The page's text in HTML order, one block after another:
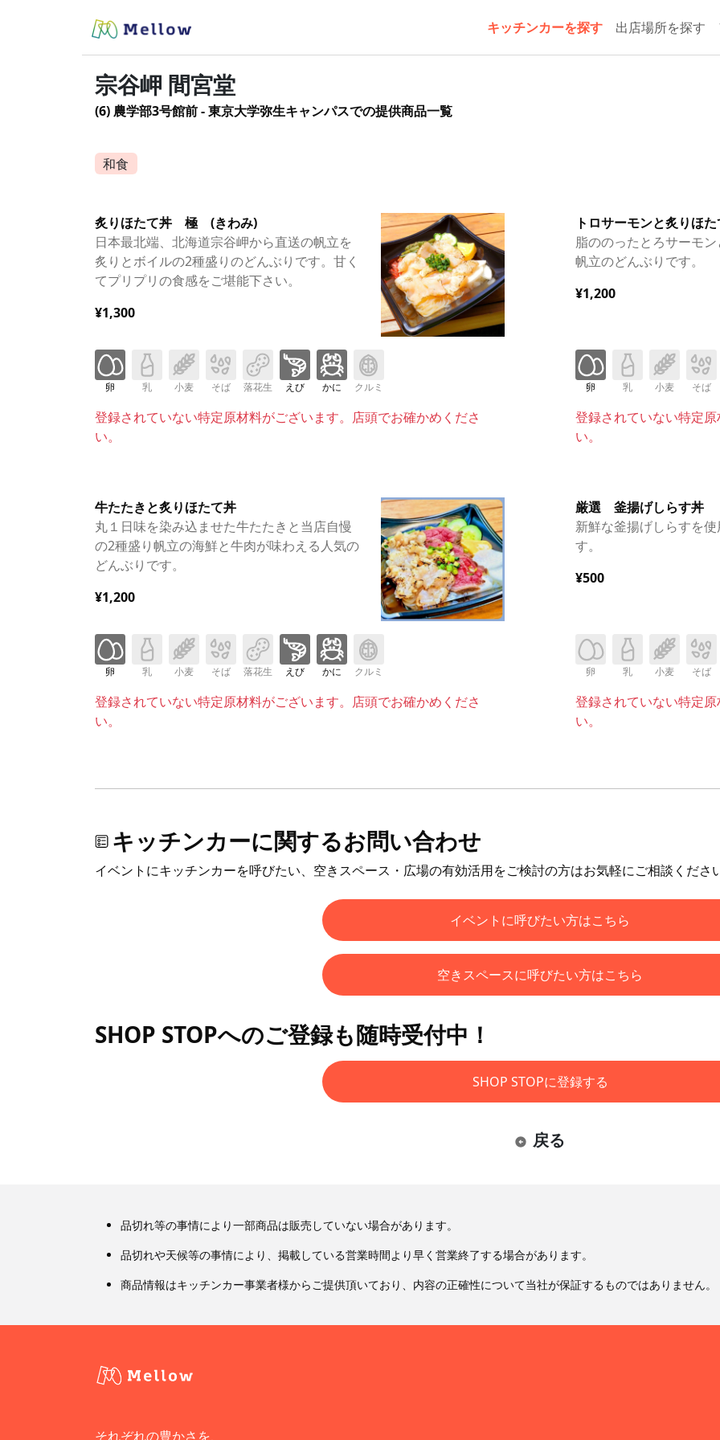
キッチンカーを探す 出店場所を探す
宗谷岬 間宮堂
(6) 農学部3号館前 - 東京大学弥生キャンパスでの提供商品一覧
和食
炙りほたて丼 極 (きわみ)
日本最北端、北海道宗谷岬から直送の帆立を
炙りとボイルの2種盛りのどんぶりです。甘く
てプリプリの食感をご堪能下さい。
¥1,300
卵 乳 小麦 そば 落花生 えび かに クルミ
登録されていない特定原材料がございます。店頭でお確かめくださ
い。
トロサーモンと炙りほ
脂ののったとろサーモ
帆立のどんぶりです。
¥1,200
卵 乳 小麦 そば
登録されていない特定
い。
牛たたきと炙りほたて丼
丸１日味を染み込ませた牛たたきと当店自慢
の2種盛り帆立の海鮮と牛肉が味わえる人気の
どんぶりです。
¥1,200
卵 乳 小麦 そば 落花生 えび かに クルミ
登録されていない特定原材料がございます。店頭でお確かめくださ
い。
厳選 釜揚げしらす丼
新鮮な釜揚げしらすを
す。
¥500
卵 乳 小麦 そば
登録されていない特定
い。
キッチンカーに関するお問い合わせ
イベントにキッチンカーを呼びたい、空きスペース・広場の有効活用をご検討の方はお気軽にご相談くださ
イベントに呼びたい方はこちら
空きスペースに呼びたい方はこちら
SHOP STOPへのご登録も随時受付中！
SHOP STOPに登録する
戻る
品切れ等の事情により一部商品は販売していない場合があります。
品切れや天候等の事情により、掲載している営業時間より早く営業終了する場合があります。
商品情報はキッチンカー事業者様からご提供頂いており、内容の正確性について当社が保証するものではありません。
それぞれの豊かさを、